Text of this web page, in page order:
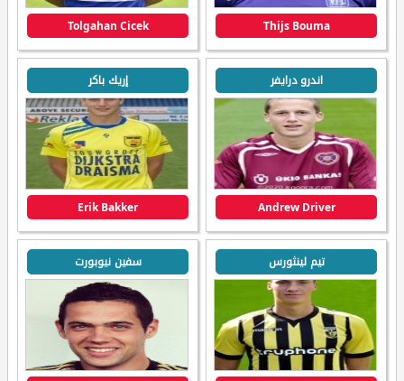
Thijs Bouma
Tolgahan Cicek
اندرو درايفر
Andrew Driver
إريك باكر
Erik Bakker
تيم لينثورس سفين نيوبورت